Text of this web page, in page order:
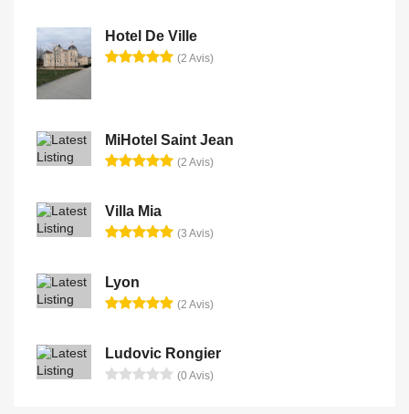
Hotel De Ville
(2 Avis)
MiHotel Saint Jean
(2 Avis)
Villa Mia
(3 Avis)
Lyon
(2 Avis)
Ludovic Rongier
(0 Avis)